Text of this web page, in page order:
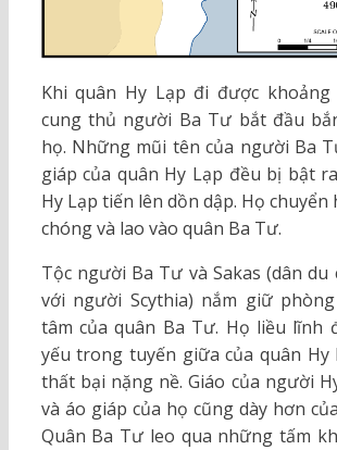
Khi quân Hy Lạp đi được khoảng
cung thủ người Ba Tư bắt đầu
họ. Những mũi tên của người Ba
giáp của quân Hy Lạp đều bị bật
Hy Lạp tiến lên dồn dập. Họ
chóng và lao vào quân Ba Tư.
Tộc người Ba Tư và Sakas (dân
với người Scythia) nắm giữ
tâm của quân Ba Tư. Họ liều lĩnh
yếu trong tuyến giữa của quân Hy
thất bại nặng nề. Giáo của người
và áo giáp của họ cũng dày hơn
Quân Ba Tư leo qua những tấm